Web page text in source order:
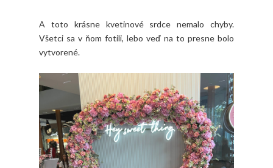
A toto krásne kvetinové srdce nemalo chyby.
Všetci sa v ňom fotili, lebo veď na to presne bolo
vytvorené.